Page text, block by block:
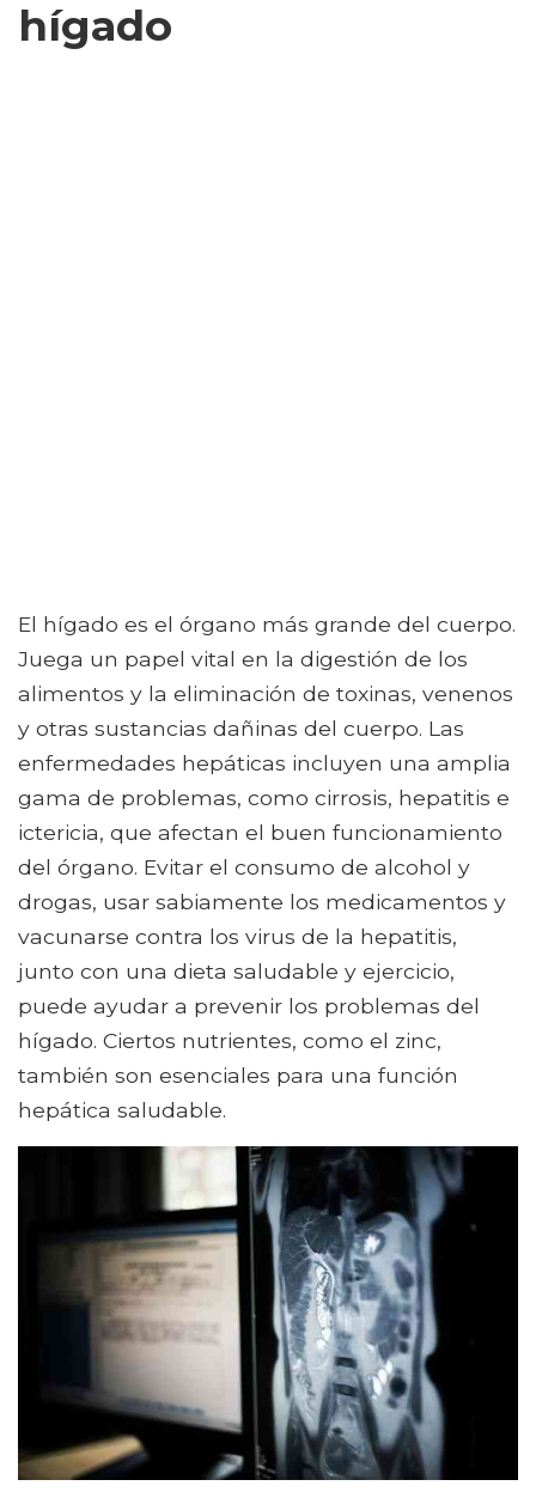
hígado
El hígado es el órgano más grande del cuerpo.
Juega un papel vital en la digestión de los
alimentos y la eliminación de toxinas, venenos
y otras sustancias dañinas del cuerpo. Las
enfermedades hepáticas incluyen una amplia
gama de problemas, como cirrosis, hepatitis e
ictericia, que afectan el buen funcionamiento
del órgano. Evitar el consumo de alcohol y
drogas, usar sabiamente los medicamentos y
vacunarse contra los virus de la hepatitis,
junto con una dieta saludable y ejercicio,
puede ayudar a prevenir los problemas del
hígado. Ciertos nutrientes, como el zinc,
también son esenciales para una función
hepática saludable.